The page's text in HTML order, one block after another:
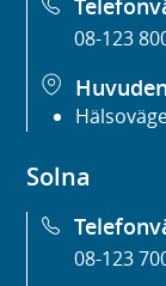
08-123
Solna
08-123